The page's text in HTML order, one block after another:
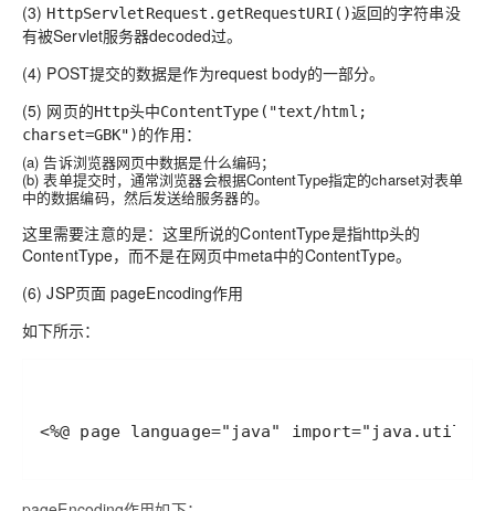
(3) HttpServletRequest.getRequestURI()返回的字符串没
有被Servlet服务器decoded过。
(4) POST提交的数据是作为request body的一部分。
(5) 网页的Http头中ContentType("text/html;
charset=GBK")的作用：
(a) 告诉浏览器网页中数据是什么编码；
(b) 表单提交时，通常浏览器会根据ContentType指定的charset对表单
中的数据编码，然后发送给服务器的。
这里需要注意的是：这里所说的ContentType是指http头的
ContentType，而不是在网页中meta中的ContentType。
(6) JSP页面 pageEncoding作用
如下所示：